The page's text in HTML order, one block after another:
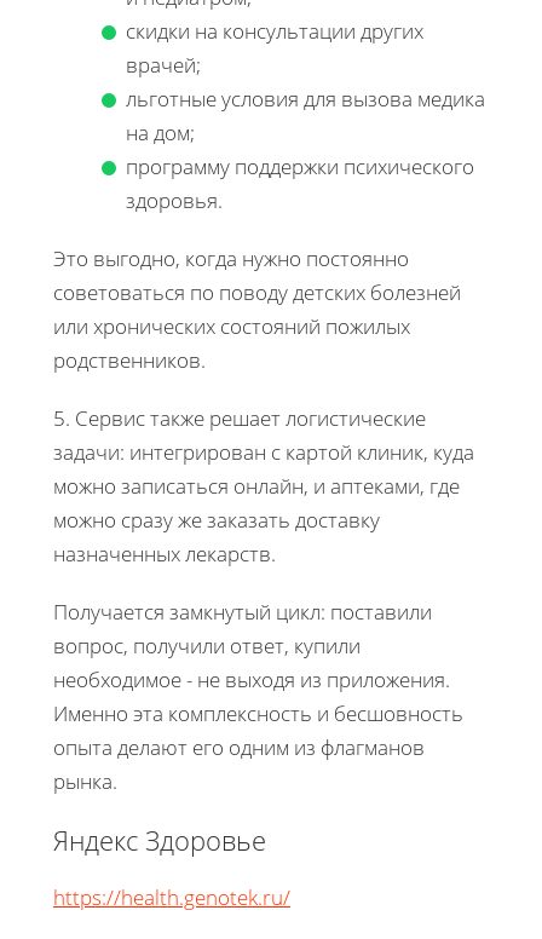
скидки на консультации других
врачей;
льготные условия для вызова медика
на дом;
программу поддержки психического
здоровья.
Это выгодно, когда нужно постоянно
советоваться по поводу детских болезней
или хронических состояний пожилых
родственников.
5. Сервис также решает логистические
задачи: интегрирован с картой клиник, куда
можно записаться онлайн, и аптеками, где
можно сразу же заказать доставку
назначенных лекарств.
Получается замкнутый цикл: поставили
вопрос, получили ответ, купили
необходимое - не выходя из приложения.
Именно эта комплексность и бесшовность
опыта делают его одним из флагманов
рынка.
Яндекс Здоровье
https://health.genotek.ru/